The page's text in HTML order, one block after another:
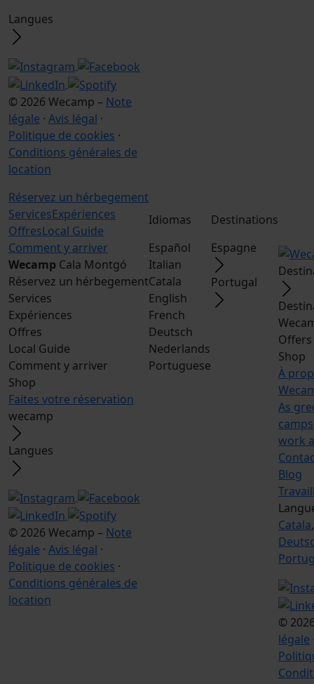
Langues
© 2026 Wecamp – Note
légale · Avis légal ·
Politique de cookies ·
Conditions générales de
location
Réservez un hérbegement
ServicesExpériences
OffresLocal Guide
Comment y arriver
Wecamp Cala Montgó
Réservez un hérbegement
Services
Expériences
Offres
Local Guide
Comment y arriver
Shop
Faites votre réservation
wecamp
Langues
© 2026 Wecamp – Note
légale · Avis légal ·
Politique de cookies ·
Conditions générales de
location
Idiomas
Español
Italian
Catala
English
French
Deutsch
Nederlands
Portuguese
Destinations
Espagne
Portugal
Offers
Shop
À
As
camps
work
Blog
Catala
©
légale